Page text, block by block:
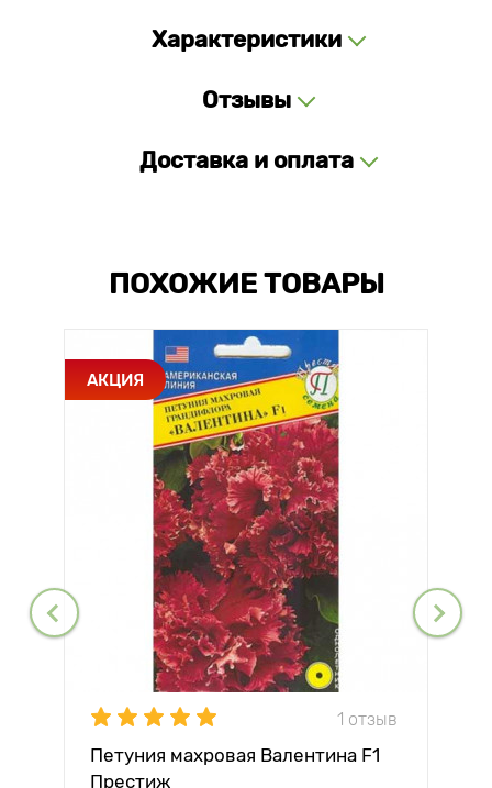
Характеристики
Отзывы
Доставка и оплата
ПОХОЖИЕ ТОВАРЫ
АКЦИЯ
1 отзыв
Петуния махровая Валентина F1
Престиж